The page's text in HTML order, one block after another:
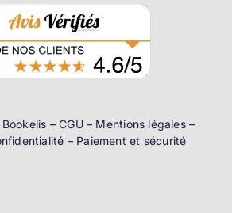
–CGU– Mentions légales–
– Paiement et sécurité